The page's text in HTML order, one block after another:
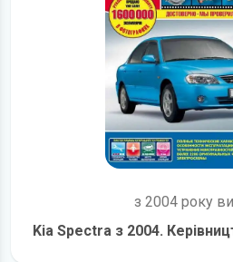
з 2004 року
Kia Spectra з 2004.